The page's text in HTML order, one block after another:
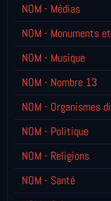
NOM - Médias
NOM - Monuments
NOM - Musique
NOM - Nombre 13
NOM - Organismes
NOM - Politique
NOM - Religions
NOM - Santé